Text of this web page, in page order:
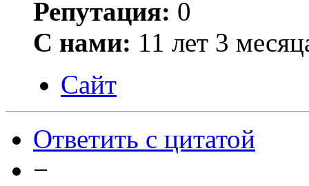
Репутация: 0
С нами: 11 лет 3
Сайт
Ответить с цитатой
−